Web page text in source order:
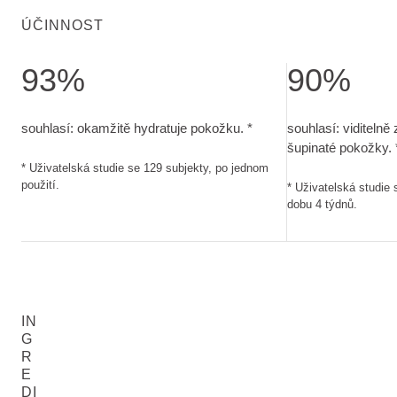
ÚČINNOST
93%
souhlasí: okamžitě hydratuje pokožku. *
* Uživatelská studie se 129 subjekty, po jednom
použití.
90%
souhlasí: viditelně
šupinaté pokožky.
* Uživatelská studie
dobu 4 týdnů.
IN
G
R
E
DI